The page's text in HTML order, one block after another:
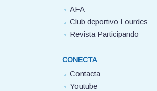
AFA
Club deportivo Lourdes
Revista Participando
CONECTA
Contacta
Youtube